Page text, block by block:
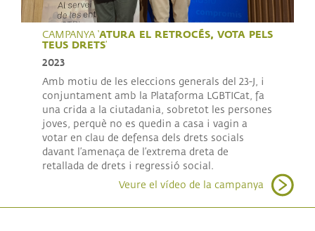
CAMPANYA ‘ATURA EL RETROCÉS, VOTA PELS
TEUS DRETS’
2023
Amb motiu de les eleccions generals del 23-J, i
conjuntament amb la Plataforma LGBTICat, fa
una crida a la ciutadania, sobretot les persones
joves, perquè no es quedin a casa i vagin a
votar en clau de defensa dels drets socials
davant l’amenaça de l’extrema dreta de
retallada de drets i regressió social.
Veure el vídeo de la campanya